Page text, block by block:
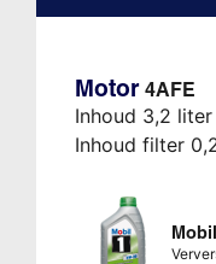
Motor 4AFE
Inhoud 3,2 liter
Inhoud filter